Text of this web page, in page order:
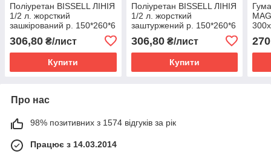
Поліуретан BISSELL ЛІНІЯ
1/2 л. жорсткий
зашкірований р. 150*260*6
306,80 ₴/лист
Купити
Поліуретан BISSELL ЛІНІЯ
1/2 л. жорсткий
заштуржений р. 150*260*6
306,80₴/лист
Купити
Про нас
98% позитивних з 1574 відгуків за рік
Працює з 14.03.2014